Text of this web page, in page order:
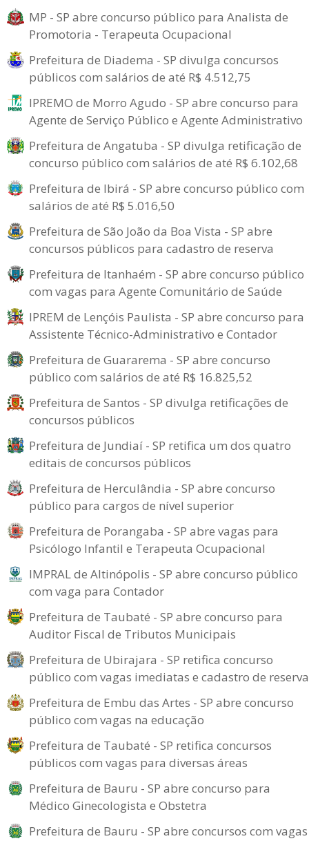
MP - SP abre concurso público para Analista de
Promotoria - Terapeuta Ocupacional
Prefeitura de Diadema - SP divulga concursos
públicos com salários de até R$ 4.512,75
IPREMO de Morro Agudo - SP abre concurso para
Agente de Serviço Público e Agente Administrativo
Prefeitura de Angatuba - SP divulga retificação de
concurso público com salários de até R$ 6.102,68
Prefeitura de Ibirá - SP abre concurso público com
salários de até R$ 5.016,50
Prefeitura de São João da Boa Vista - SP abre
concursos públicos para cadastro de reserva
Prefeitura de Itanhaém - SP abre concurso público
com vagas para Agente Comunitário de Saúde
IPREM de Lençóis Paulista - SP abre concurso para
Assistente Técnico-Administrativo e Contador
Prefeitura de Guararema - SP abre concurso
público com salários de até R$ 16.825,52
Prefeitura de Santos - SP divulga retificações de
concursos públicos
Prefeitura de Jundiaí - SP retifica um dos quatro
editais de concursos públicos
Prefeitura de Herculândia - SP abre concurso
público para cargos de nível superior
Prefeitura de Porangaba - SP abre vagas para
Psicólogo Infantil e Terapeuta Ocupacional
IMPRAL de Altinópolis - SP abre concurso público
com vaga para Contador
Prefeitura de Taubaté - SP abre concurso para
Auditor Fiscal de Tributos Municipais
Prefeitura de Ubirajara - SP retifica concurso
público com vagas imediatas e cadastro de reserva
Prefeitura de Embu das Artes - SP abre concurso
público com vagas na educação
Prefeitura de Taubaté - SP retifica concursos
públicos com vagas para diversas áreas
Prefeitura de Bauru - SP abre concurso para
Médico Ginecologista e Obstetra
Prefeitura de Bauru - SP abre concursos com vagas